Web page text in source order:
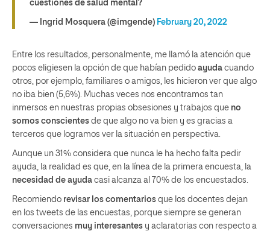
cuestiones de salud mental?
— Ingrid Mosquera (@imgende) February 20, 2022
Entre los resultados, personalmente, me llamó la atención que
pocos eligiesen la opción de que habían pedido ayuda cuando
otros, por ejemplo, familiares o amigos, les hicieron ver que algo
no iba bien (5,6%). Muchas veces nos encontramos tan
inmersos en nuestras propias obsesiones y trabajos que no
somos conscientes de que algo no va bien y es gracias a
terceros que logramos ver la situación en perspectiva.
Aunque un 31% considera que nunca le ha hecho falta pedir
ayuda, la realidad es que, en la línea de la primera encuesta, la
necesidad de ayuda casi alcanza al 70% de los encuestados.
Recomiendo revisar los comentarios que los docentes dejan
en los tweets de las encuestas, porque siempre se generan
conversaciones muy interesantes y aclaratorias con respecto a